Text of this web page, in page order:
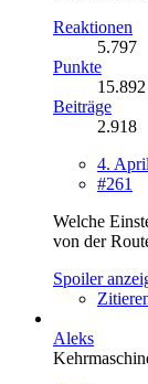
Reaktionen
5.797
Punkte
15.892
Beiträge
2.918
4.
#261
Welche
von der
Spoiler
Aleks